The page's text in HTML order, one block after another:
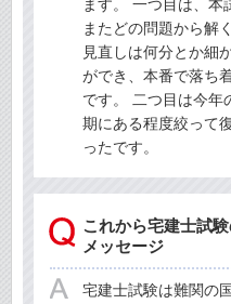
ます。 一つ目は、本
またどの問題から解
見直しは何分とか細
ができ、本番で落ち
です。 二つ目は今年
期にある程度絞って
ったです。
これから宅建士試
メッセージ
宅建士試験は難関の